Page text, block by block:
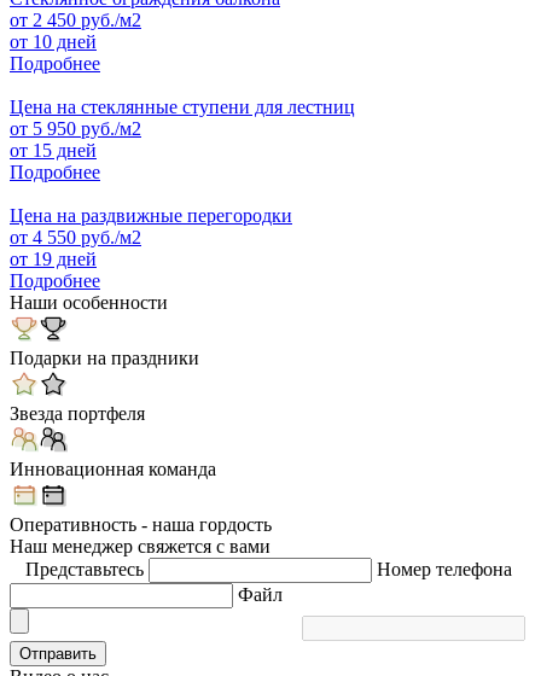
от 2 450 руб./м2
от 10 дней
Подробнее
Цена на стеклянные ступени для лестниц
от 5 950 руб./м2
от 15 дней
Подробнее
Цена на раздвижные перегородки
от 4 550 руб./м2
от 19 дней
Подробнее
Наши особенности
Подарки на праздники
Звезда портфеля
Инновационная команда
Оперативность - наша гордость
Наш менеджер свяжется с вами
Представьтесь
Номер телефона
Файл
Отправить